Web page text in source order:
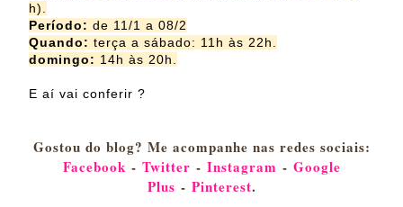
h).
Período: de 11/1 a 08/2
Quando: terça a sábado: 11h às 22h.
domingo: 14h às 20h.
E aí vai conferir ?
Gostou do blog? Me acompanhe nas redes sociais:
Facebook - Twitter - Instagram - Google
Plus - Pinterest.